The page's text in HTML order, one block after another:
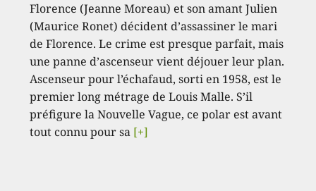
Florence (Jeanne Moreau) et son amant Julien
(Maurice Ronet) décident d’assassiner le mari
de Florence. Le crime est presque parfait, mais
une panne d’ascenseur vient déjouer leur plan.
Ascenseur pour l’échafaud, sorti en 1958, est le
premier long métrage de Louis Malle. S’il
préfigure la Nouvelle Vague, ce polar est avant
tout connu pour sa [+]